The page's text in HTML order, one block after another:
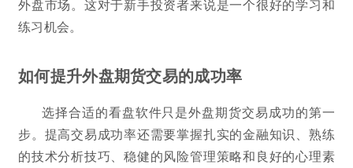
外盘市场。这对于新手投资者来说是一个很好的学习和
练习机会。
如何提升外盘期货交易的成功率
选择合适的看盘软件只是外盘期货交易成功的第一
步。提高交易成功率还需要掌握扎实的金融知识、熟练
的技术分析技巧、稳健的风险管理策略和良好的心理素